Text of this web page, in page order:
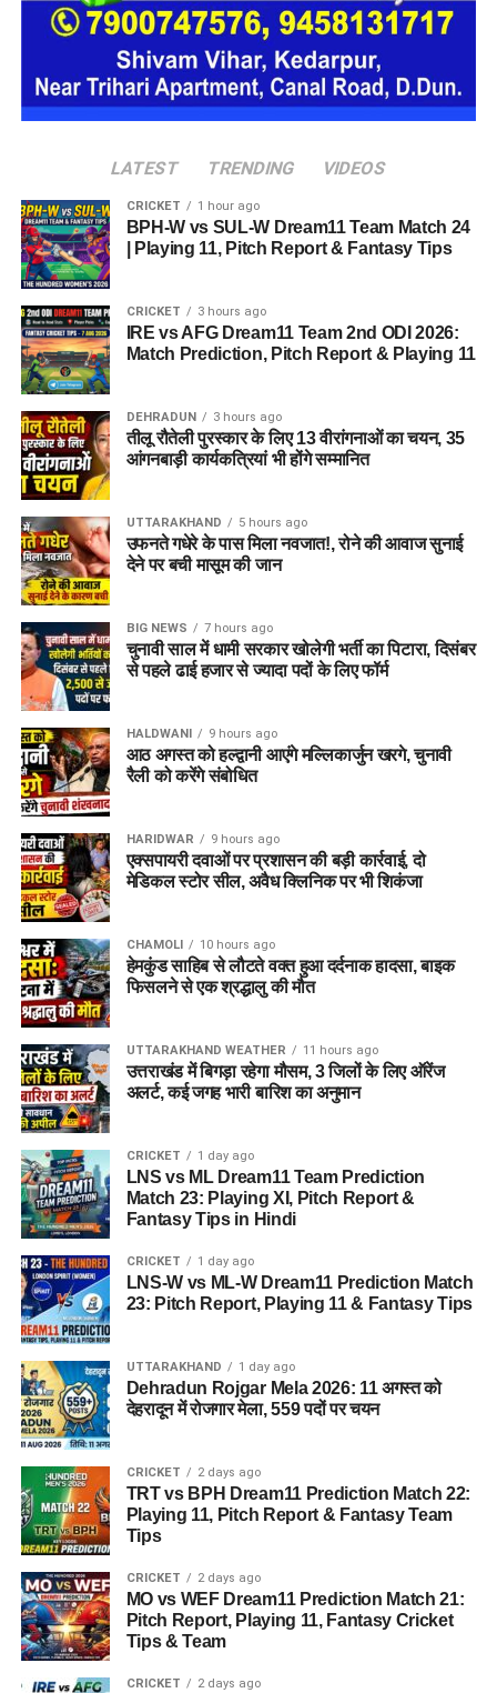
उत्कर्ष स्मॉल फाइनेंस बैंक (Utkarsh Small Finance Bank)
सीएएमपी-108 (CAMP-108)
एनआईटीटी लिमिटेड (NIIT Limited)
मोचिको (Mochiko Shoes)
टीआई मेडिकोज (TI Medicos)
आईजोन (iZone)
Dehradun Rojgar Mela 2026 :
आवेदन और पंजीकरण प्रक्रिया (How
to Register)
भाग लेने के लिए अभ्यर्थियों का पंजीकरण04 अगस्त, 2026 से शुरू हो
चुका है। इच्छुक अभ्यर्थी साक्षात्कार में शामिल होने से पहले किसी भी कार्य
दिवस में कार्यालय पहुंचकर अपना पंजीकरण करा सकते हैं।
आवश्यक दस्तावेज (Documents
Required):
बायोडाटा / रिज़्यूमे (Resume)(2-3 प्रतियां)
मूल शैक्षिक प्रमाण पत्रएवं उनकी छायाप्रतियां
(Photocopies)
सेवायोजन कार्यालय का पंजीयन कार्ड
पासपोर्ट साइज फोटो
वैध पहचान पत्र
विभाग ने जिले के सभी योग्य एवं इच्छुक युवाओं से अपील की है कि वे समय
पर अपना पंजीकरण कराकर इस रोजगार अवसर का लाभ उठाएं।
LATEST TRENDING VIDEOS
CRICKET 1 hour ago
BPH-W vs SUL-W Dream11 Team Match 24
| Playing 11, Pitch Report & Fantasy Tips
CRICKET 3 hours ago
IRE vs AFG Dream11 Team 2nd ODI 2026:
Match Prediction, Pitch Report & Playing 11
DEHRADUN 3 hours ago
तीलू रौतेली पुरस्कार के लिए 13 वीरांगनाओं का चयन, 35
आंगनबाड़ी कार्यकत्रियां भी होंगे सम्मानित
UTTARAKHAND 5 hours ago
उफनते गधेरे के पास मिला नवजात!, रोने की आवाज सुनाई
देने पर बची मासूम की जान
BIG NEWS 7 hours ago
चुनावी साल में धामी सरकार खोलेगी भर्ती का पिटारा, दिसंबर
से पहले ढाई हजार से ज्यादा पदों के लिए फॉर्म
HALDWANI 9 hours ago
आठ अगस्त को हल्द्वानी आएंगे मल्लिकार्जुन खरगे, चुनावी
रैली को करेंगे संबोधित
HARIDWAR 9 hours ago
एक्सपायरी दवाओं पर प्रशासन की बड़ी कार्रवाई, दो
मेडिकल स्टोर सील, अवैध क्लिनिक पर भी शिकंजा
CHAMOLI 10 hours ago
हेमकुंड साहिब से लौटते वक्त हुआ दर्दनाक हादसा, बाइक
फिसलने से एक श्रद्धालु की मौत
UTTARAKHAND WEATHER 11 hours ago
उत्तराखंड में बिगड़ा रहेगा मौसम, 3 जिलों के लिए ऑरेंज
अलर्ट, कई जगह भारी बारिश का अनुमान
CRICKET 1 day ago
LNS vs ML Dream11 Team Prediction
Match 23: Playing XI, Pitch Report &
Fantasy Tips in Hindi
CRICKET 1 day ago
LNS-W vs ML-W Dream11 Prediction Match
23: Pitch Report, Playing 11 & Fantasy Tips
UTTARAKHAND 1 day ago
Dehradun Rojgar Mela 2026: 11 अगस्त को
देहरादून में रोजगार मेला, 559 पदों पर चयन
CRICKET 2 days ago
TRT vs BPH Dream11 Prediction Match 22:
Playing 11, Pitch Report & Fantasy Team
Tips
CRICKET 2 days ago
MO vs WEF Dream11 Prediction Match 21:
Pitch Report, Playing 11, Fantasy Cricket
Tips & Team
CRICKET 2 days ago